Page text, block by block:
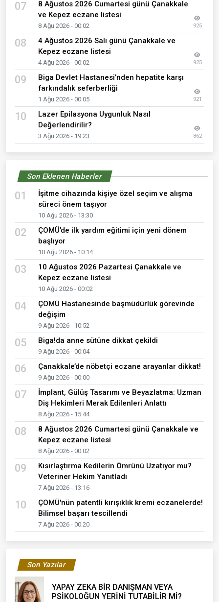
07
8 Ağustos 2026 Cumartesi günü Çanakkale
ve Kepez eczane listesi
8 Ağu 2026 - 00:02 925
08
4 Ağustos 2026 Salı günü Çanakkale ve
Kepez eczane listesi
4 Ağu 2026 - 00:02 925
09
Biga Devlet Hastanesi’nden hepatite karşı
farkındalık seferberliği
1 Ağu 2026 - 00:05 921
10
Lazer Epilasyona Uygunluk Nasıl
Değerlendirilir?
3 Ağu 2026 - 19:23 862
Son Eklenen Haberler
01
İşitme cihazında kişiye özel seçim ve alışma
süreci önem taşıyor
10 Ağu 2026 - 13:30
02
ÇOMÜ’de ilk yardım eğitimi için yeni dönem
başlıyor
10 Ağu 2026 - 10:14
03
10 Ağustos 2026 Pazartesi Çanakkale ve
Kepez eczane listesi
10 Ağu 2026 - 00:02
04
ÇOMÜ Hastanesinde başmüdürlük görevinde
değişim
9 Ağu 2026 - 10:52
05 Biga!da anne sütüne dikkat çekildi
9 Ağu 2026 - 00:04
06 Çanakkale’de nöbetçi eczane arayanlar dikkat!
9 Ağu 2026 - 00:00
07
İmplant, Gülüş Tasarımı ve Beyazlatma: Uzman
Diş Hekimleri Merak Edilenleri Anlattı
8 Ağu 2026 - 15:44
08
8 Ağustos 2026 Cumartesi günü Çanakkale ve
Kepez eczane listesi
8 Ağu 2026 - 00:02
09
Kısırlaştırma Kedilerin Ömrünü Uzatıyor mu?
Veteriner Hekim Yanıtladı
7 Ağu 2026 - 13:16
10
ÇOMÜ'nün patentli kırışıklık kremi eczanelerde!
Bilimsel başarı tescillendi
7 Ağu 2026 - 00:20
Son Yazılar
YAPAY ZEKA BİR DANIŞMAN VEYA
PSİKOLOĞUN YERİNİ TUTABİLİR Mİ?